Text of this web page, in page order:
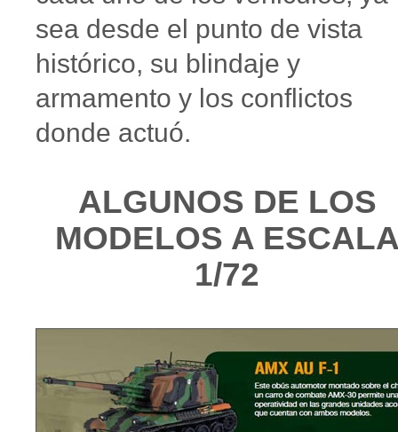
sea desde el punto de vista
histórico, su blindaje y
armamento y los conflictos
donde actuó.
ALGUNOS DE LOS
MODELOS A
1/72